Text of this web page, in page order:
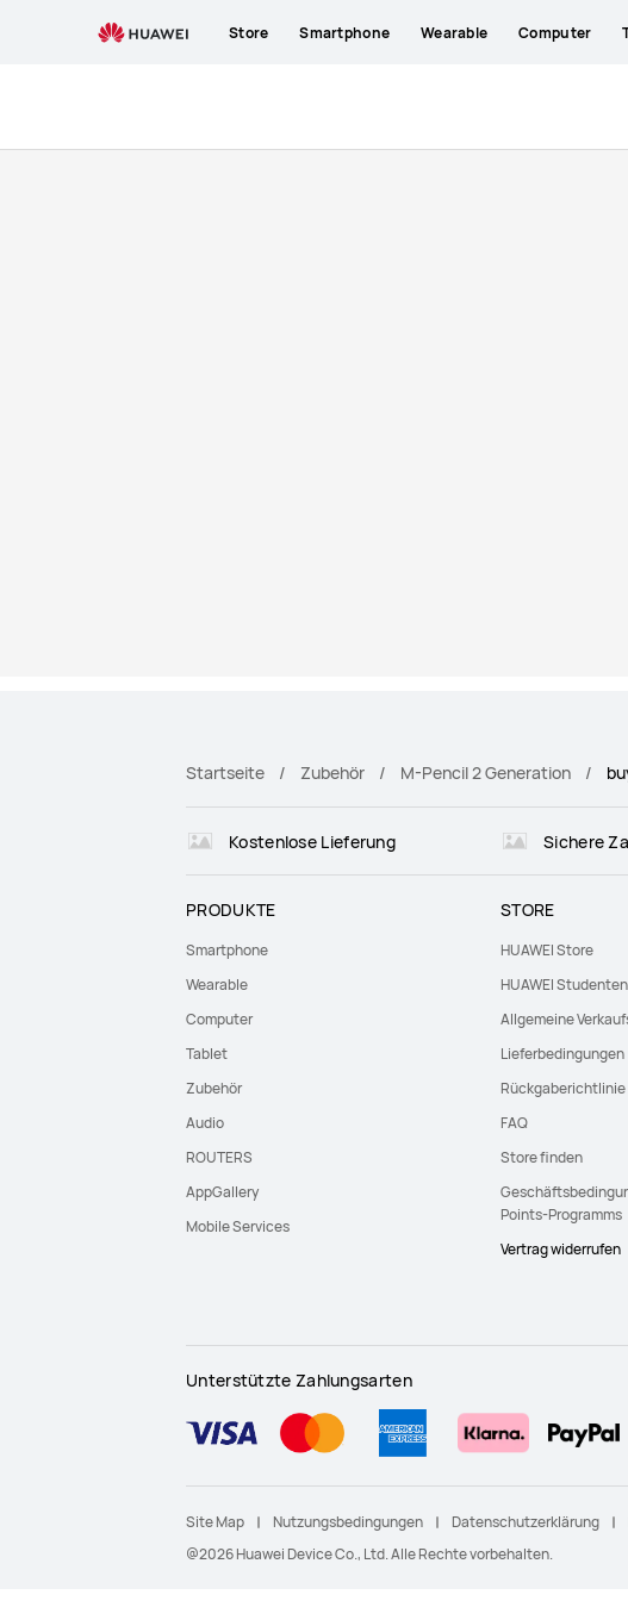
Store Smartphone Wearable Computer
Startseite Zubehör M-Pencil 2 Generation
Kostenlose Lieferung Sichere
PRODUKTE
Smartphone
Wearable
Computer
Tablet
Zubehör
Audio
ROUTERS
AppGallery
Mobile Services
STORE
HUAWEI Store
HUAWEI
Allgemeine
Lieferbedingungen
Rückgaberichtlinie
FAQ
Store finden
Points-Programms
Vertrag widerrufen
Unterstützte Zahlungsarten
@2026 Huawei Device Co., Ltd. Alle Rechte vorbehalten.
Site Map Nutzungsbedingungen Datenschutzerklärung